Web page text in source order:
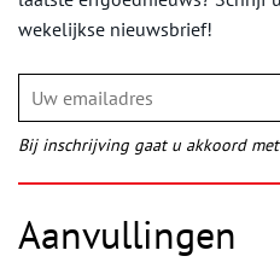
wekelijkse nieuwsbrief!
Bij inschrijving gaat u akkoord
Aanvullingen